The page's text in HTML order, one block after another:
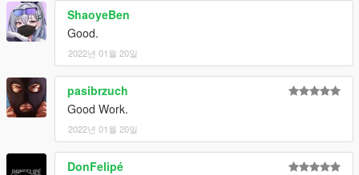
ShaoyeBen
Good.
2022년 01월 20일
pasibrzuch
Good Work.
2022년 01월 20일
DonFelipé